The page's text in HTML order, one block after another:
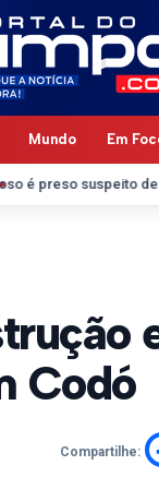
Mundo Em
de crimes
Codó
Compartilhe: